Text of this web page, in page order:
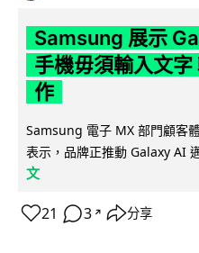
Samsung 展示
手機毋須輸入文
作
Samsung 電子 MX 部門顧客
表示，品牌正推動 Galaxy AI
文
21 3 ↗ 分享